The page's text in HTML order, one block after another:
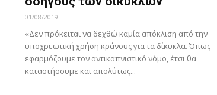
01/08/2019
«Δεν πρόκειται να δεχθώ καμία απόκλιση από την
υποχρεωτική χρήση κράνους για τα δίκυκλα. Όπως
εφαρμόζουμε τον αντικαπνιστικό νόμο, έτσι θα
καταστήσουμε και απολύτως...